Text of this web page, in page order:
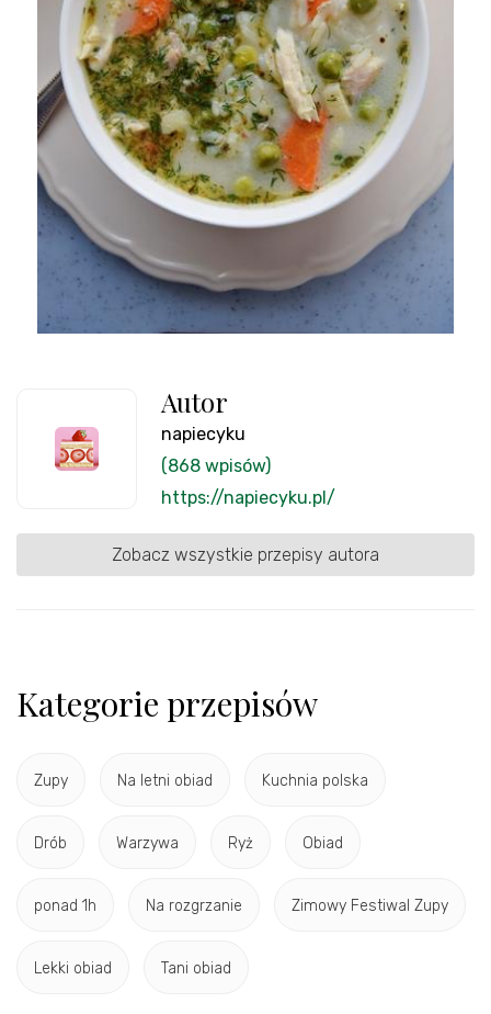
Autor
napiecyku
(868 wpisów)
https://napiecyku.pl/
Zobacz wszystkie przepisy autora
Kategorie przepisów
Zupy Na letni obiad Kuchnia polska
Drób Warzywa Ryż Obiad
ponad 1h Na rozgrzanie Zimowy Festiwal Zupy
Lekki obiad Tani obiad